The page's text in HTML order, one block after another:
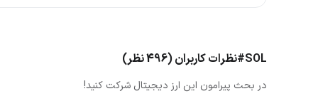
#SOLنظرات کاربران (496 نظر)
در بحث پیرامون این ارز دیجیتال شرکت کنید!